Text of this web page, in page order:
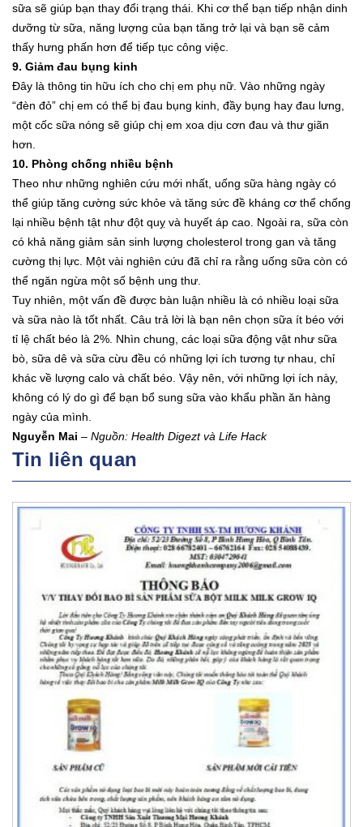
sữa sẽ giúp bạn thay đổi trạng thái. Khi cơ thể bạn tiếp nhận dinh
dưỡng từ sữa, năng lượng của bạn tăng trở lại và bạn sẽ cảm
thấy hưng phấn hơn để tiếp tục công việc.
9. Giảm đau bụng kinh
Đây là thông tin hữu ích cho chị em phụ nữ. Vào những ngày
“đèn đỏ” chị em có thể bị đau bụng kinh, đầy bụng hay đau lưng,
một cốc sữa nóng sẽ giúp chị em xoa dịu cơn đau và thư giãn
hơn.
10. Phòng chống nhiều bệnh
Theo như những nghiên cứu mới nhất, uống sữa hàng ngày có
thể giúp tăng cường sức khỏe và tăng sức đề kháng cơ thể chống
lại nhiều bệnh tật như đột quỵ và huyết áp cao. Ngoài ra, sữa còn
có khả năng giảm sản sinh lượng cholesterol trong gan và tăng
cường thị lực. Một vài nghiên cứu đã chỉ ra rằng uống sữa còn có
thể ngăn ngừa một số bệnh ung thư.
Tuy nhiên, một vấn đề được bàn luận nhiều là có nhiều loại sữa
và sữa nào là tốt nhất. Câu trả lời là bạn nên chọn sữa ít béo với
tỉ lệ chất béo là 2%. Nhìn chung, các loại sữa động vật như sữa
bò, sữa dê và sữa cừu đều có những lợi ích tương tự nhau, chỉ
khác về lượng calo và chất béo. Vậy nên, với những lợi ích này,
không có lý do gì để bạn bổ sung sữa vào khẩu phần ăn hàng
ngày của mình.
Nguyễn Mai – Nguồn: Health Digezt và Life Hack
Tin liên quan